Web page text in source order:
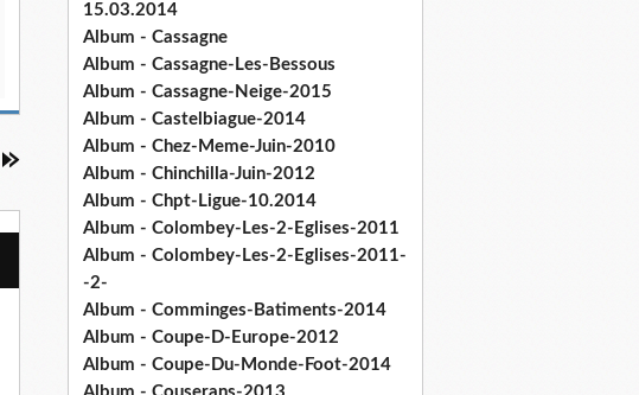
15.03.2014
Album - Cassagne
Album - Cassagne-Les-Bessous
Album - Cassagne-Neige-2015
Album - Castelbiague-2014
Album - Chez-Meme-Juin-2010
Album - Chinchilla-Juin-2012
Album - Chpt-Ligue-10.2014
Album - Colombey-Les-2-Eglises-2011
Album - Colombey-Les-2-Eglises-2011-
-2-
Album - Comminges-Batiments-2014
Album - Coupe-D-Europe-2012
Album - Coupe-Du-Monde-Foot-2014